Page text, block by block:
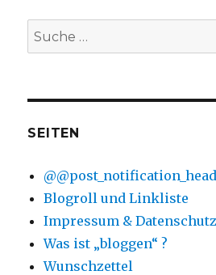
Suche
nach:
SEITEN
Blogroll und Linkliste
Impressum & Datenschutz
Was ist „bloggen“ ?
Wunschzettel